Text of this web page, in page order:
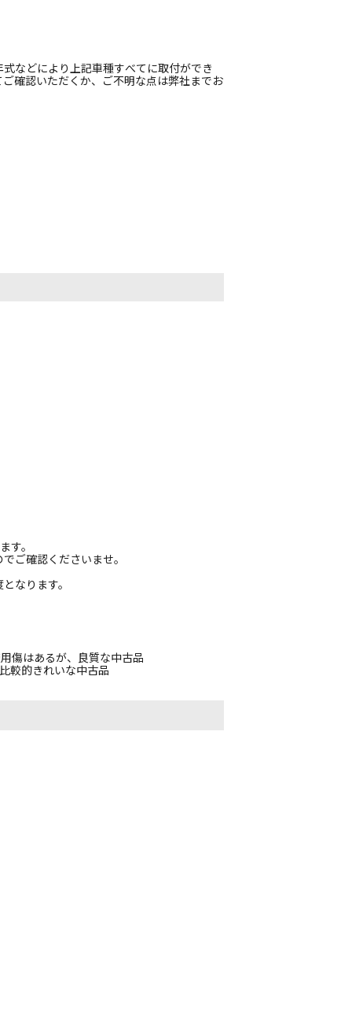
などにより上記車種すべてに取付ができ
確認いただくか、ご不明な点は弊社までお
す。
ご確認くださいませ。
なります。
傷はあるが、良質な中古品
較的きれいな中古品